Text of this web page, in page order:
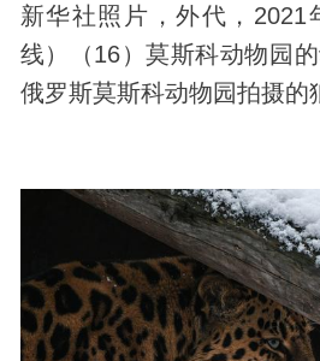
新华社照片，外代，2021
线）（16）莫斯科动物园
俄罗斯莫斯科动物园拍摄的